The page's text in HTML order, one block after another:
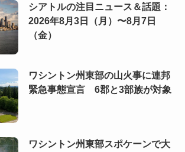
シアトルの注目ニュース＆話題：
2026年8月3日（月）〜8月7日
（金）
ワシントン州東部の山火事に連邦
緊急事態宣言 6郡と3部族が対象
ワシントン州東部スポケーンで大